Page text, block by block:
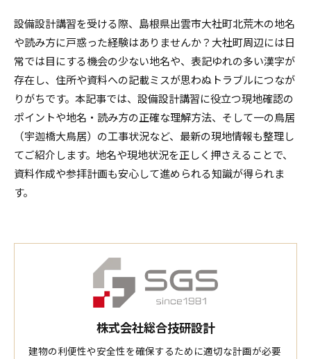
設備設計講習を受ける際、島根県出雲市大社町北荒木の地名
や読み方に戸惑った経験はありませんか？大社町周辺には日
常では目にする機会の少ない地名や、表記ゆれの多い漢字が
存在し、住所や資料への記載ミスが思わぬトラブルにつなが
りがちです。本記事では、設備設計講習に役立つ現地確認の
ポイントや地名・読み方の正確な理解方法、そして一の鳥居
（宇迦橋大鳥居）の工事状況など、最新の現地情報も整理し
てご紹介します。地名や現地状況を正しく押さえることで、
資料作成や参拝計画も安心して進められる知識が得られま
す。
株式会社総合技研設計
建物の利便性や安全性を確保するために適切な計画が必要